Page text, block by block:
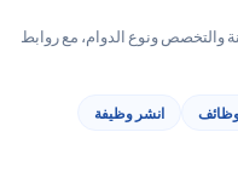
الدوام، مع روابط
انشر وظيفة